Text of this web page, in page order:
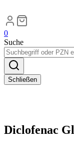
0
Suche
Schließen
Diclofenac